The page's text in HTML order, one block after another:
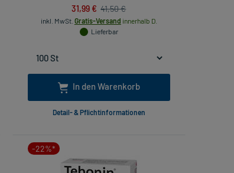
31,99 € 41,50 €
inkl. MwSt. Gratis-Versand innerhalb D.
Lieferbar
In den Warenkorb
Detail- & Pflichtinformationen
-22%*